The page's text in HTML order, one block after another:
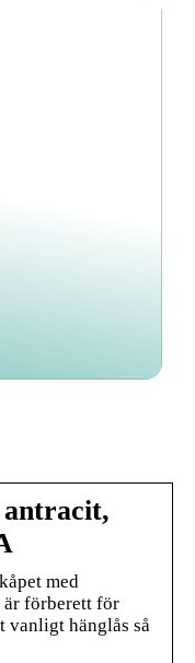
med
är förberett för
vanligt hänglås så